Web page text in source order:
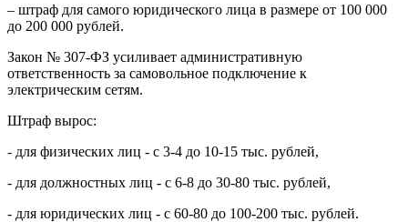
– штраф для самого юридического лица в размере от 100 000
до 200 000 рублей.
Закон № 307-ФЗ усиливает административную
ответственность за самовольное подключение к
электрическим сетям.
Штраф вырос:
- для физических лиц - с 3-4 до 10-15 тыс. рублей,
- для должностных лиц - с 6-8 до 30-80 тыс. рублей,
- для юридических лиц - с 60-80 до 100-200 тыс. рублей.